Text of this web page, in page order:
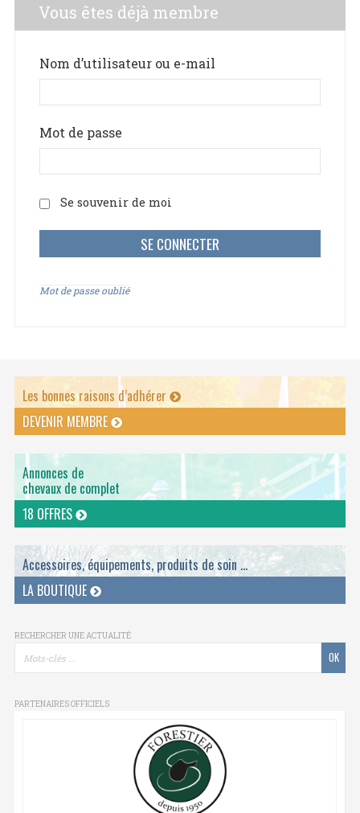
Vous êtes déjà membre
Nom d’utilisateur ou e-mail
Mot de passe
Se souvenir de moi
Mot de passe oublié
Les bonnes raisons d’adhérer
DEVENIR MEMBRE
Annonces de
chevaux de complet
18 OFFRES
Accessoires, équipements, produits de soin ...
LA BOUTIQUE
RECHERCHER UNE ACTUALITÉ
PARTENAIRES OFFICIELS